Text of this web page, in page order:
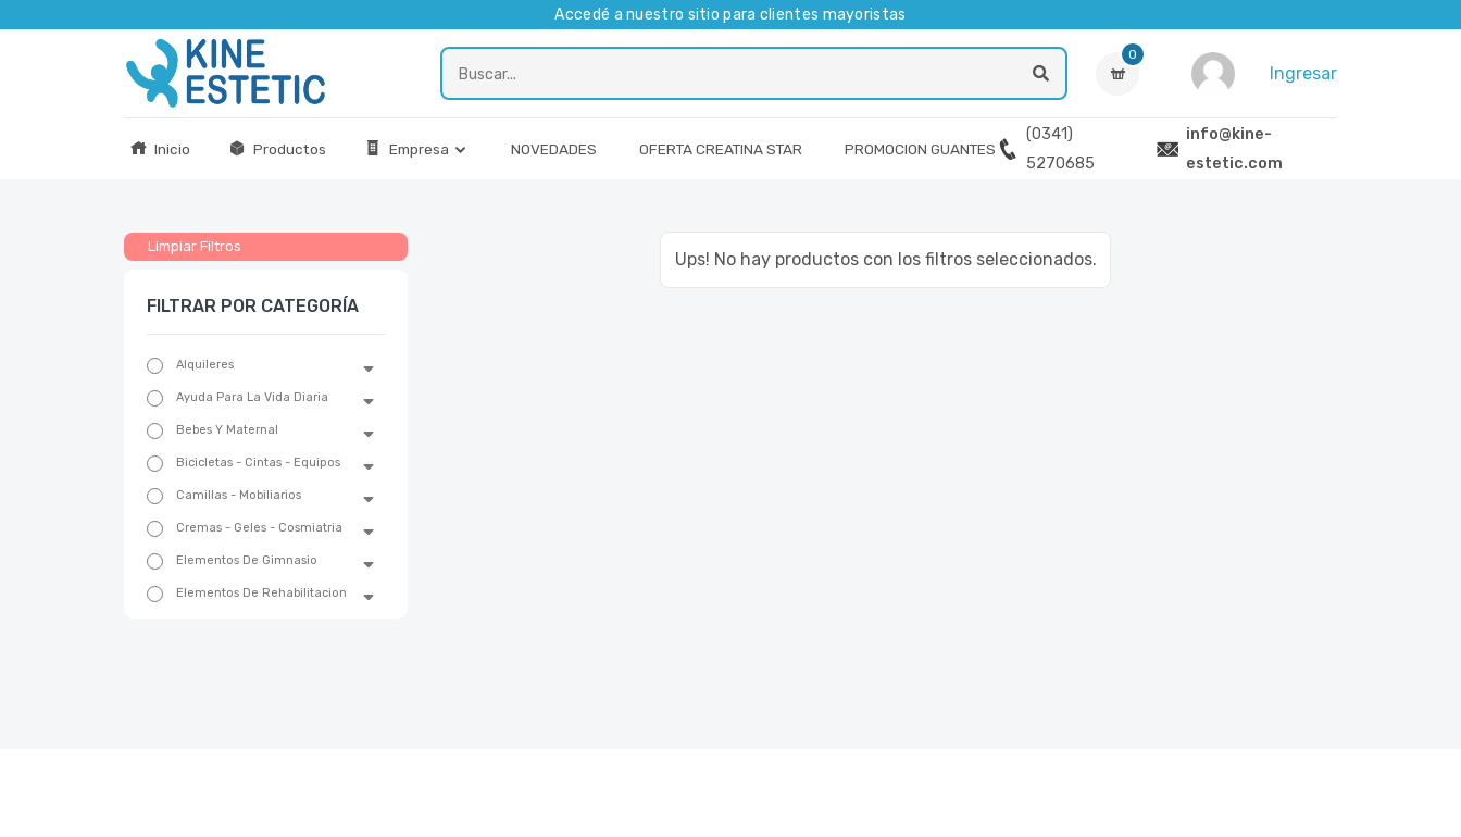
Accedé a nuestro sitio para clientes mayoristas
0
Ingresar
Inicio Productos Empresa NOVEDADES OFERTA CREATINA STAR PROMOCION GUANTES
(0341)
5270685
info@kine-
estetic.com
Limpiar Filtros
FILTRAR POR CATEGORÍA
Alquileres
Ayuda Para La Vida Diaria
Bebes Y Maternal
Bicicletas - Cintas - Equipos
Camillas - Mobiliarios
Cremas - Geles - Cosmiatria
Elementos De Gimnasio
Elementos De Rehabilitacion
Ups! No hay productos con los filtros seleccionados.